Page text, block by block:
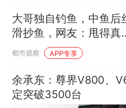
大哥独自钓鱼，中鱼后
滑抄鱼，网友：甩得真
好，就像当初她甩你一样
都市观察 APP专享
余承东：尊界V800、
定突破3500台